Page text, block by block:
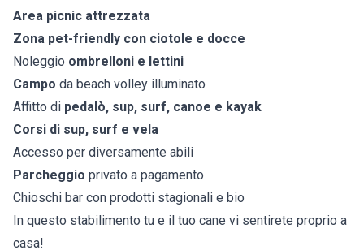
Area picnic attrezzata
Zona pet-friendly con ciotole e docce
Noleggio ombrelloni e lettini
Campo da beach volley illuminato
Affitto di pedalò, sup, surf, canoe e kayak
Corsi di sup, surf e vela
Accesso per diversamente abili
Parcheggio privato a pagamento
Chioschi bar con prodotti stagionali e bio
In questo stabilimento tu e il tuo cane vi sentirete proprio a
casa!